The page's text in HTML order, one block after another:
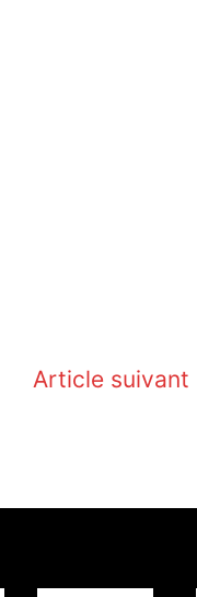
Article suivant